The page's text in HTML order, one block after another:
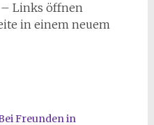
Links öffnen
in einem neuem
Freunden in